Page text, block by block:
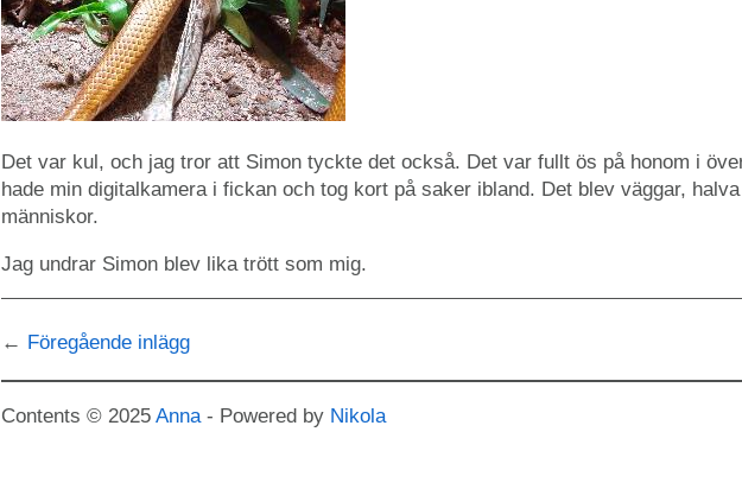
Det var kul, och jag tror att Simon tyckte det också. Det var fullt ös på honom i
hade min digitalkamera i fickan och tog kort på saker ibland. Det blev väggar,
människor.
Jag undrar Simon blev lika trött som mig.
Föregående inlägg
Contents © 2025 Anna - Powered by Nikola